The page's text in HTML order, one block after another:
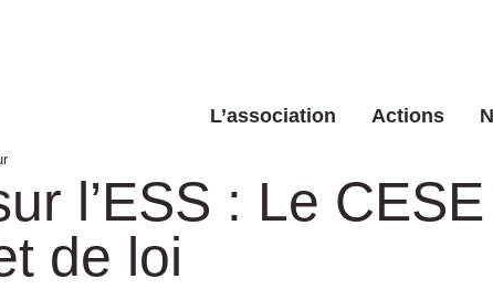
L’association Actions
l’ESS : Le
de loi